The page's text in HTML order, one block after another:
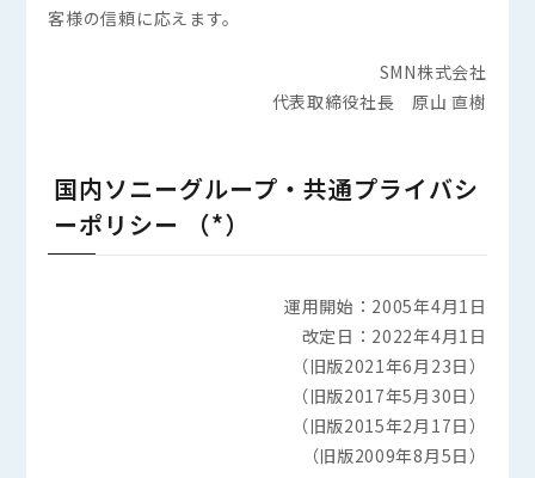
客様の信頼に応えます。
SMN株式会社
代表取締役社長 原山 直樹
国内ソニーグループ・共通プライバシ
ーポリシー （*）
運用開始：2005年4月1日
改定日：2022年4月1日
（旧版2021年6月23日）
（旧版2017年5月30日）
（旧版2015年2月17日）
（旧版2009年8月5日）